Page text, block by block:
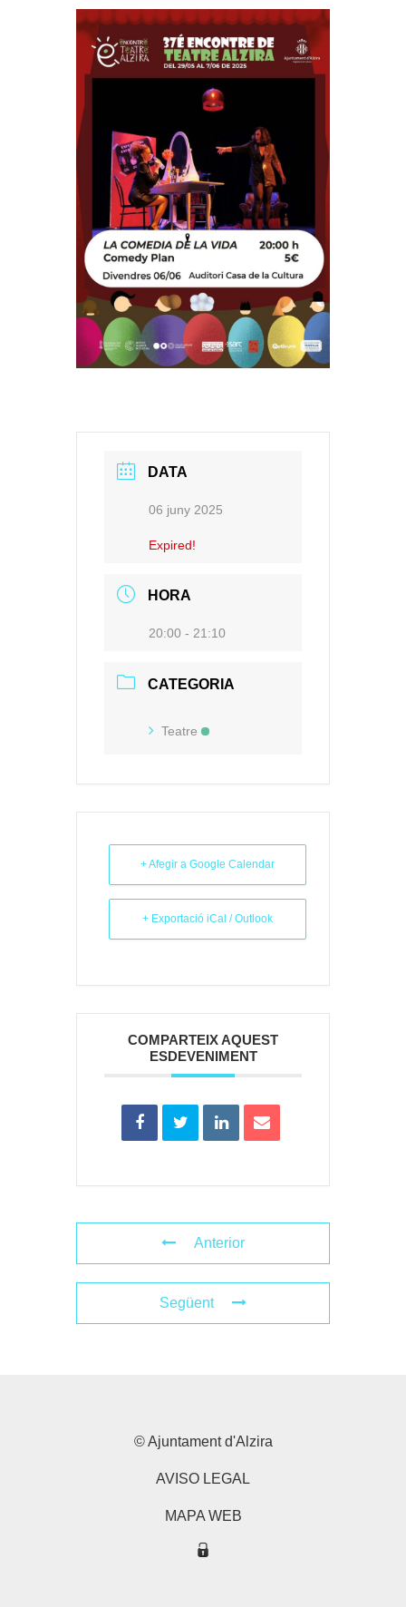
DATA
06 juny 2025
Expired!
HORA
20:00 - 21:10
CATEGORIA
Teatre
+ Afegir a Google Calendar
+ Exportació iCal / Outlook
COMPARTEIX AQUEST
ESDEVENIMENT
Anterior
Següent
© Ajuntament d'Alzira
AVISO LEGAL
MAPA WEB